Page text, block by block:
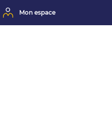
Mon espace